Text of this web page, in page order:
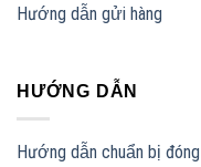
Hướng dẫn gửi hàng
HƯỚNG DẪN
Hướng dẫn chuẩn bị